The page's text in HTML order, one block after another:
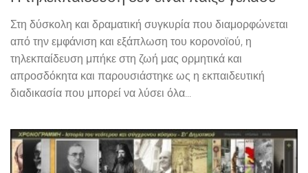
Στη δύσκολη και δραματική συγκυρία που διαμορφώνεται
από την εμφάνιση και εξάπλωση του κορονοϊού, η
τηλεκπαίδευση μπήκε στη ζωή μας ορμητικά και
απροσδόκητα και παρουσιάστηκε ως η εκπαιδευτική
διαδικασία που μπορεί να λύσει όλα...